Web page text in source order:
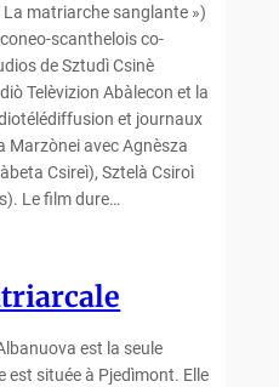
matriarche sanglante »)
scanthelois co-
de Sztudì Csinè
Telèvizion Abàlecon et la
et journaux
Marzònei avec Agnèsza
Csireì), Sztelà Csiroì
Le film dure…
est la seule
est située à Pjedìmont. Elle